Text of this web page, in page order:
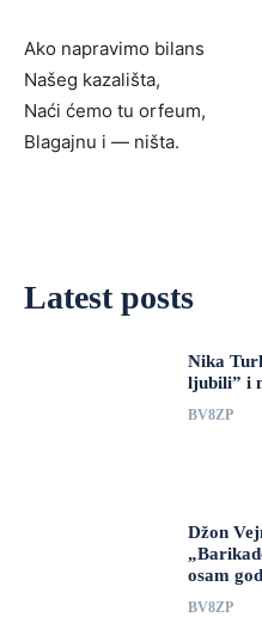
Ako napravimo bilans
Našeg kazališta,
Naći ćemo tu orfeum,
Blagajnu i — ništa.
Latest posts
Nika
ljubili” i
BV8ZP
Džon
osam
BV8ZP